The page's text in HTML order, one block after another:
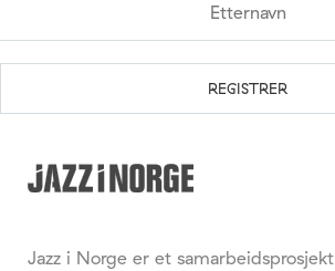
Jazz i Norge er et samarbeidsprosjekt